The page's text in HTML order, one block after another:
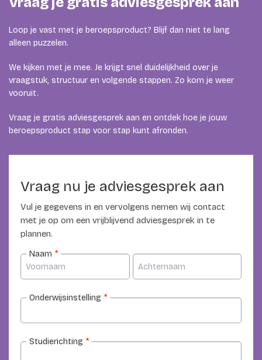
beroepsproduct niet goed aansluit op de rubric of als je
begeleiding helpen. Samen maken we duidelijk wat al
goed staat, wat beter moet en welke stap nu prioriteit
Loop je vast met je beroepsproduct? Blijf dan niet te lang
alleen puzzelen.
We kijken met je mee. Je krijgt snel duidelijkheid over je
vraagstuk, structuur en volgende stappen. Zo kom je weer
vooruit.
Vraag je gratis adviesgesprek aan en ontdek hoe je jouw
beroepsproduct stap voor stap kunt afronden.
Vraag nu je adviesgesprek aan
Vul je gegevens in en vervolgens nemen wij contact
met je op om een vrijblijvend adviesgesprek in te
plannen.
Naam *
Onderwijsinstelling *
Studierichting *